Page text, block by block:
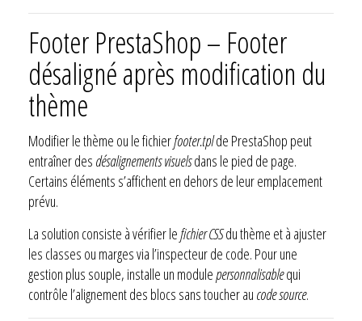
Footer PrestaShop – Footer
désaligné après modification du
thème
Modifier le thème ou le fichierfooter.tplde PrestaShop peut
entraîner des désalignements visuelsdans le pied de page.
Certains éléments s’affichent en dehors de leur emplacement
prévu.
La solution consiste à vérifier lefichier CSSdu thème et à ajuster
les classes ou marges via l’inspecteur de code. Pour une
gestion plus souple, installe un modulepersonnalisablequi
contrôle l’alignement des blocs sans toucher au code source.